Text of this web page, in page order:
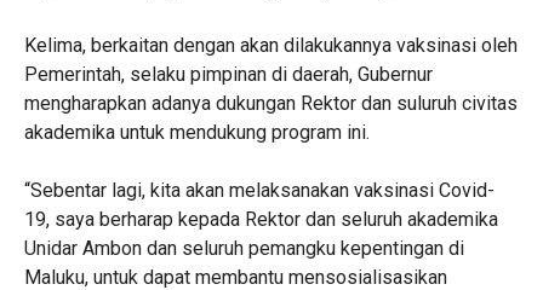
Kelima, berkaitan dengan akan dilakukannya vaksinasi oleh
Pemerintah, selaku pimpinan di daerah, Gubernur
mengharapkan adanya dukungan Rektor dan suluruh civitas
akademika untuk mendukung program ini.
“Sebentar lagi, kita akan melaksanakan vaksinasi Covid-
19, saya berharap kepada Rektor dan seluruh akademika
Unidar Ambon dan seluruh pemangku kepentingan di
Maluku, untuk dapat membantu mensosialisasikan